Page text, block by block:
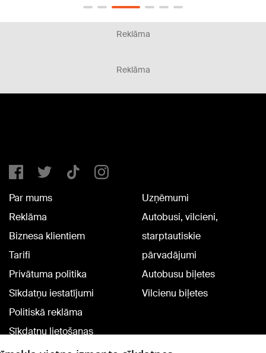
Reklāma
Reklāma
Par mums
Reklāma
Biznesa klientiem
Tarifi
Privātuma politika
Sīkdatņu iestatījumi
Politiskā reklāma
Sīkdatņu lietošanas
Uzņēmumi
Autobusi, vilcieni,
starptautiskie
pārvadājumi
Autobusu biļetes
Vilcienu biļetes